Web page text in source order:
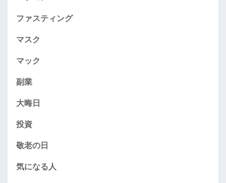
ファスティング
マスク
マック
副業
大晦日
投資
敬老の日
気になる人